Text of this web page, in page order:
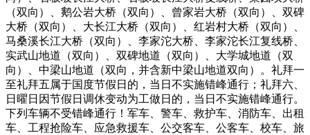
（双向）、鹅公岩大桥（双向）、曾家岩大桥（双向）、双碑
大桥（双向）、大长江大桥（双向）、红岩村大桥（双向）、
马桑溪长江大桥（双向）、李家沱大桥、李家沱长江复线桥、
实武山地道（双向）、双碑地道（双向）、大学城地道（双
向）、中梁山地道（双向，并含新中梁山地道双向）。礼拜一
至礼拜五属于国度节假日的，当日不实施错峰通行；礼拜六、
日曜日因节假日调休变动为工做日的，当日不实施错峰通行。
下列车辆不受错峰通行！军车、警车、救护车、消防车、出租
车、工程抢险车、应急救援车、公交客车、公客车、校车、旅